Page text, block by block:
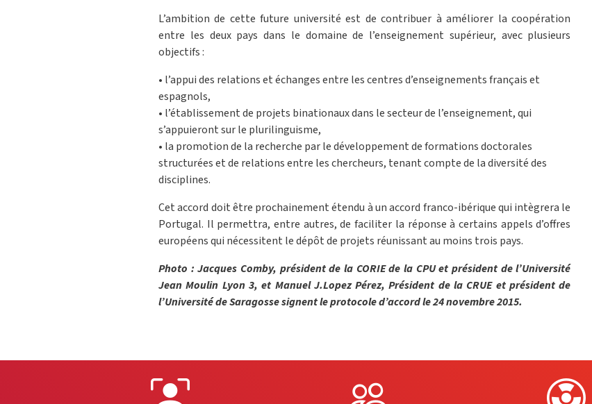
L’ambition de cette future université est de contribuer à améliorer la coopération
entre les deux pays dans le domaine de l’enseignement supérieur, avec plusieurs
objectifs :
• l’appui des relations et échanges entre les centres d’enseignements français et
espagnols,
• l’établissement de projets binationaux dans le secteur de l’enseignement, qui
s’appuieront sur le plurilinguisme,
• la promotion de la recherche par le développement de formations doctorales
structurées et de relations entre les chercheurs, tenant compte de la diversité des
disciplines.
Cet accord doit être prochainement étendu à un accord franco-ibérique qui intègrera le
Portugal. Il permettra, entre autres, de faciliter la réponse à certains appels d’offres
européens qui nécessitent le dépôt de projets réunissant au moins trois pays.
Photo : Jacques Comby, président de la CORIE de la CPU et président de l’Université
Jean Moulin Lyon 3, et Manuel J.Lopez Pérez, Président de la CRUE et président de
l’Université de Saragosse signent le protocole d’accord le 24 novembre 2015.